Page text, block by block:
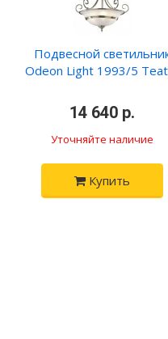
Подвесной
Odeon Light 1993/5
14 640 р.
Уточняйте наличие
Купить